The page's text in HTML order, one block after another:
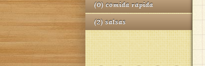
(0) comida rapida
(2) salsas